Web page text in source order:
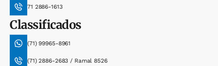
71 2886-1613
Classificados
(71) 99965-8961
(71) 2886-2683 / Ramal 8526